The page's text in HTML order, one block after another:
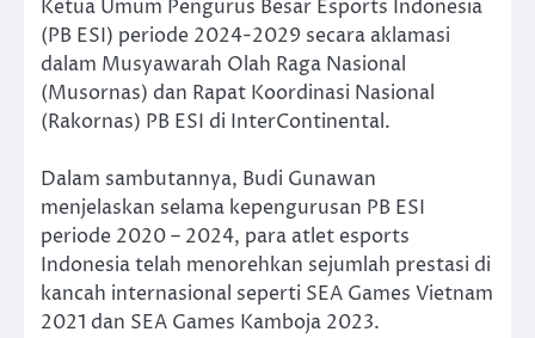
Ketua Umum Pengurus Besar Esports Indonesia
(PB ESI) periode 2024-2029 secara aklamasi
dalam Musyawarah Olah Raga Nasional
(Musornas) dan Rapat Koordinasi Nasional
(Rakornas) PB ESI di InterContinental.
Dalam sambutannya, Budi Gunawan
menjelaskan selama kepengurusan PB ESI
periode 2020 – 2024, para atlet esports
Indonesia telah menorehkan sejumlah prestasi di
kancah internasional seperti SEA Games Vietnam
2021 dan SEA Games Kamboja 2023.